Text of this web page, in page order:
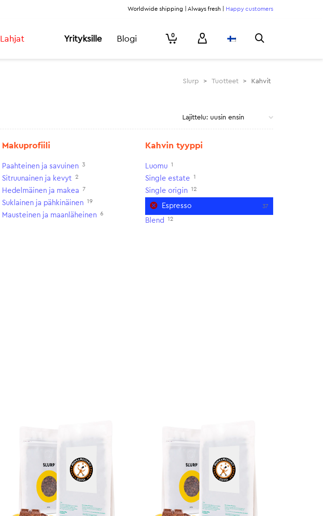
Worldwide shipping | Always fresh | Happy customers
Lahjat Yrityksille Blogi 0
Slurp > Tuotteet > Kahvit
Makuprofiili
Paahteinen ja savuinen 3
Sitruunainen ja kevyt 2
Hedelmäinen ja makea 7
Suklainen ja pähkinäinen 19
Mausteinen ja maanläheinen 6
Kahvin tyyppi
Luomu 1
Single estate 1
Single origin 12
Espresso 37
Blend 12